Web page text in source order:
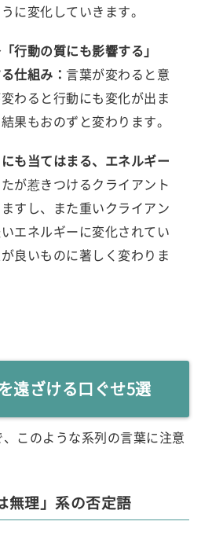
に変化していきます。
行動の質にも影響する」
仕組み： 言葉が変わると意
わると行動にも変化が出ま
果もおのずと変わります。
も当てはまる、エネルギー
が惹きつけるクライアント
すし、また重いクライアン
エネルギーに変化されてい
良いものに著しく変わりま
遠ざける口ぐせ5選
このような系列の言葉に注意
無理」系の否定語